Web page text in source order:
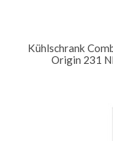
Kühlschrank
Origin 231